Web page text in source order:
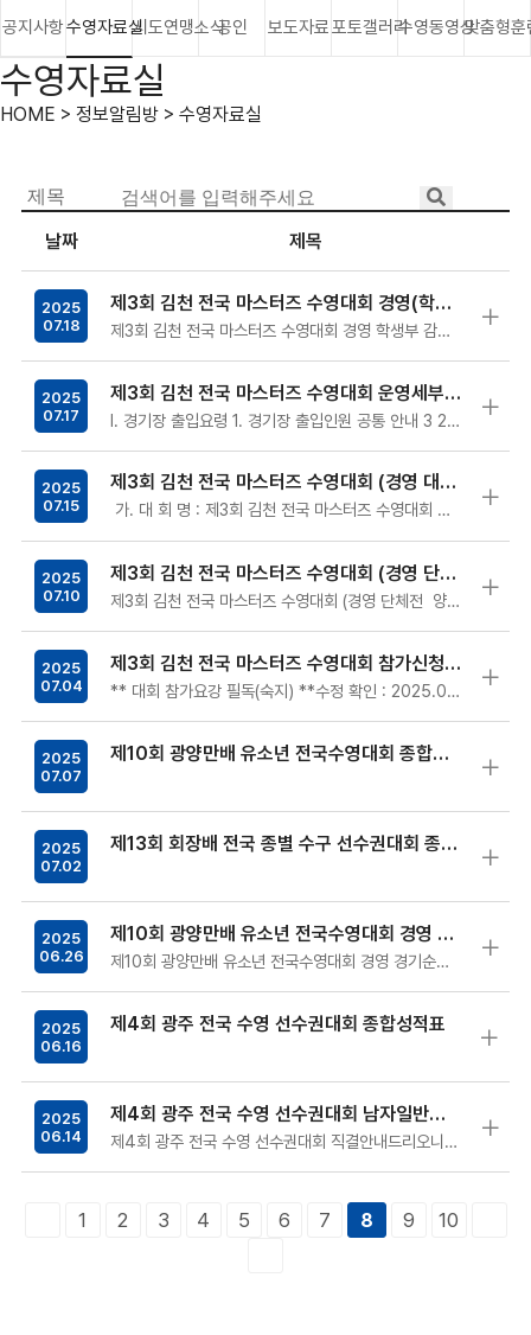
공지사항수영자료실시도연맹소식공인 보도자료포토갤러리수영동영상맞춤형훈
수영자료실
HOME > 정보알림방 > 수영자료실
날짜 제목
2025
07.18
제3회 김천 전국 마스터즈 수영대회 경영(학생부) 감독자 회의 자료
제3회 김천 전국 마스터즈 수영대회 경영 학생부 감독자 회의 자료 감독자 회의 일시 및 장소 : 2025. 7. 18. (금) …
2025
07.17
제3회 김천 전국 마스터즈 수영대회 운영세부지침 공지
Ⅰ. 경기장 출입요령 1. 경기장 출입인원 공통 안내 3 2. 수영장 출입 동선 안내 4 Ⅱ. 대회 진행 방식 1. 경영 …
2025
07.15
제3회 김천 전국 마스터즈 수영대회 (경영 대진표)
가. 대 회 명 : 제3회 김천 전국 마스터즈 수영대회 나. 기 간 : 2025. 7. 19. (토) ∼ 7. 20…
2025
07.10
제3회 김천 전국 마스터즈 수영대회 (경영 단체전 양식)
제3회 김천 전국 마스터즈 수영대회 (경영 단체전 양식) ※ 단체전 출전 명단은 영자 순서대로 성명 기입함. 감독자 회의 시 최…
2025
07.04
제3회 김천 전국 마스터즈 수영대회 참가신청 확인
** 대회 참가요강 필독(숙지) **수정 확인 : 2025.07.10.24:00**동호인 선수 미등록자(2025.07.02.기한)는 제외되었습니…
2025
07.07
제10회 광양만배 유소년 전국수영대회 종합성적표
2025
07.02
제13회 회장배 전국 종별 수구 선수권대회 종합성적표
2025
06.26
제10회 광양만배 유소년 전국수영대회 경영 경기순서, 프로그램, 대회신기록표
제10회 광양만배 유소년 전국수영대회 경영 경기순서, 프로그램, 대회신기록표 입니다.문의사항 연락처 : 정혜민 주무(02-420-4236 / 내…
2025
06.16
제4회 광주 전국 수영 선수권대회 종합성적표
2025
06.14
제4회 광주 전국 수영 선수권대회 남자일반부 평영200m 직결안내
제4회 광주 전국 수영 선수권대회 직결안내드리오니, 선수, 지도자 및 관계자 분들께서는 내용을 숙지하시어 착오없으시길 바랍니다.
1 2 3 4 5 6 7 8 9 10